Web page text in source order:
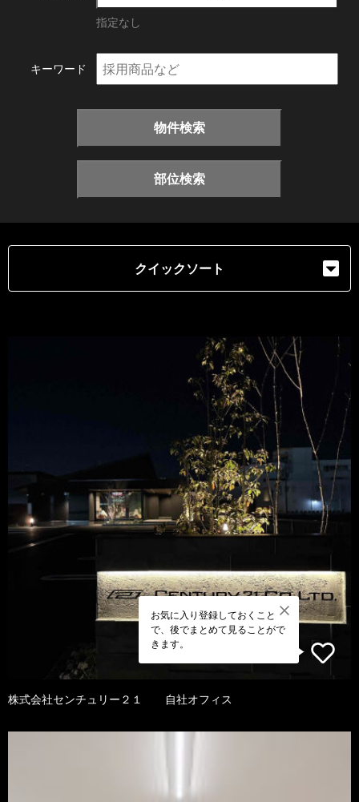
指定なし
キーワード
物件検索
部位検索
クイックソート
お気に入り登録しておくこと
で、後でまとめて見ることがで
きます。
株式会社センチュリー２１ 自社オフィス